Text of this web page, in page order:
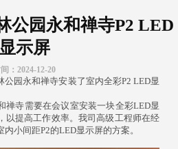
公园永和禅寺P2 LED
显示屏
：2024-12-20
园永和禅寺安装了室内全彩P2 LED显
寺需要在会议室安装一块全彩LED显
以提高工作效率。我司高级工程师在经
小间距P2的LED显示屏的方案。